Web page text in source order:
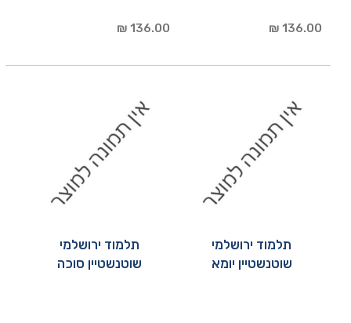
136.00 ₪
136.00 ₪
תלמוד ירושלמי
שוטנשטיין יומא
תלמוד ירושלמי
שוטנשטיין סוכה